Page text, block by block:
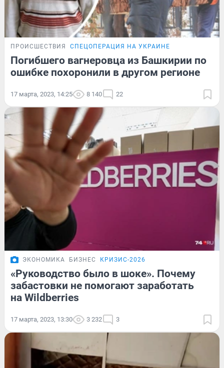
ПРОИСШЕСТВИЯ СПЕЦОПЕРАЦИЯ НА УКРАИНЕ
Погибшего вагнеровца из Башкирии по
ошибке похоронили в другом регионе
17 марта, 2023, 14:25 8 140 22
ЭКОНОМИКА БИЗНЕС КРИЗИС-2026
«Руководство было в шоке». Почему
забастовки не помогают заработать
на Wildberries
17 марта, 2023, 13:30 3 232 3